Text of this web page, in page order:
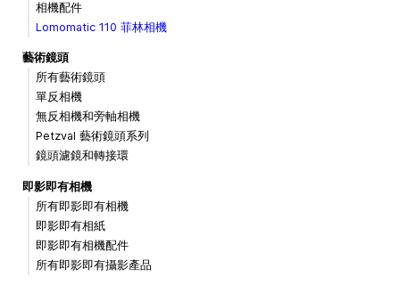
相機配件
Lomomatic 110 菲林相機
藝術鏡頭
所有藝術鏡頭
單反相機
無反相機和旁軸相機
Petzval 藝術鏡頭系列
鏡頭濾鏡和轉接環
即影即有相機
所有即影即有相機
即影即有相紙
即影即有相機配件
所有即影即有攝影產品